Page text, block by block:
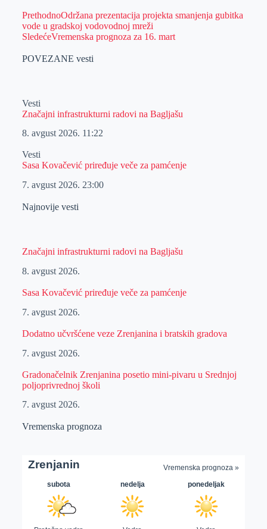
PrethodnoOdržana prezentacija projekta smanjenja gubitka
vode u gradskoj vodovodnoj mreži
SledećeVremenska prognoza za 16. mart
POVEZANE vesti
Vesti
Značajni infrastrukturni radovi na Bagljašu
8. avgust 2026. 11:22
Vesti
Sasa Kovačević priređuje veče za pamćenje
7. avgust 2026. 23:00
Najnovije vesti
Značajni infrastrukturni radovi na Bagljašu
8. avgust 2026.
Sasa Kovačević priređuje veče za pamćenje
7. avgust 2026.
Dodatno učvršćene veze Zrenjanina i bratskih gradova
7. avgust 2026.
Gradonačelnik Zrenjanina posetio mini-pivaru u Srednjoj
poljoprivrednoj školi
7. avgust 2026.
Vremenska prognoza